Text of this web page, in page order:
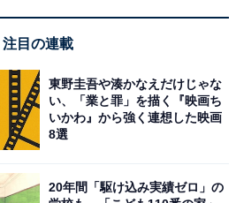
注目の連載
東野圭吾や湊かなえだけじゃな
い、「業と罪」を描く『映画ち
いかわ』から強く連想した映画
8選
20年間「駆け込み実績ゼロ」の